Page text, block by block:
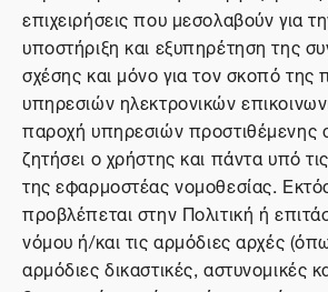
επιχειρήσεις που μεσολαβούν για
υποστήριξη και εξυπηρέτηση της
σχέσης και μόνο για τον σκοπό
υπηρεσιών ηλεκτρονικών
παροχή υπηρεσιών προστιθέμενης
ζητήσει ο χρήστης και πάντα υπό
της εφαρμοστέας νομοθεσίας.
προβλέπεται στην Πολιτική ή
νόμου ή/και τις αρμόδιες αρχές
αρμόδιες δικαστικές, αστυνομικές